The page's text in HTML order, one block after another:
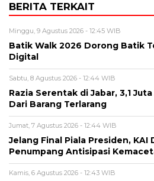
BERITA TERKAIT
Minggu, 9 Agustus 2026 - 12:45 WIB
Batik Walk 2026 Dorong Batik
Digital
Sabtu, 8 Agustus 2026 - 12:44 WIB
Razia Serentak di Jabar, 3,1
Dari Barang Terlarang
Jumat, 7 Agustus 2026 - 12:44 WIB
Jelang Final Piala Presiden, KAI
Penumpang Antisipasi
Kamis, 6 Agustus 2026 - 12:43 WIB